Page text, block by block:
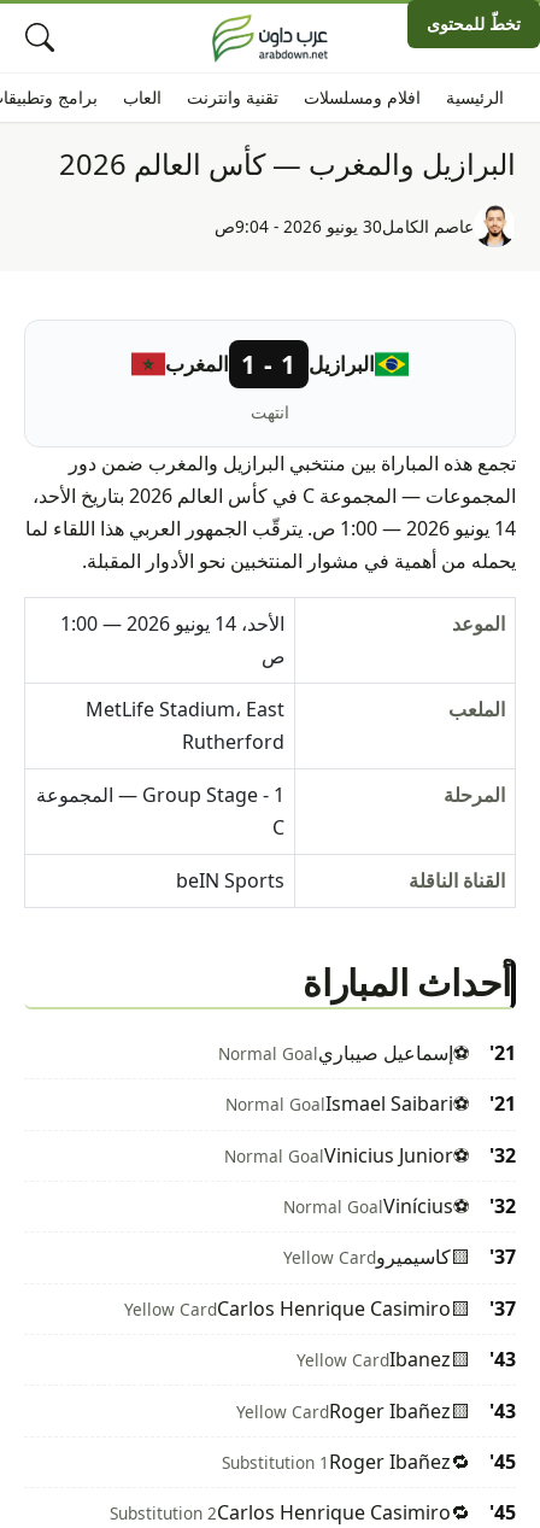
تخطّ للمحتوى
الرئيسية افلام ومسلسلات تقنية وانترنت العاب برامج
البرازيل والمغرب — كأس العالم 2026
عاصم الكامل30 يونيو 2026 - 9:04ص
البرازيل 1 - 1 المغرب
انتهت
تجمع هذه المباراة بين منتخبي البرازيل والمغرب ضمن دور
المجموعات — المجموعة C في كأس العالم 2026 بتاريخ الأحد،
14 يونيو 2026 — 1:00 ص. يترقّب الجمهور العربي هذا اللقاء لما
يحمله من أهمية في مشوار المنتخبين نحو الأدوار المقبلة.
الموعد
الأحد، 14 يونيو 2026 — 1:00
ص
الملعب
MetLife Stadium، East
Rutherford
المرحلة
Group Stage - 1 — المجموعة
C
القناة الناقلة
beIN Sports
أحداث المباراة
21'
⚽إسماعيل صيباريNormal Goal
21'
⚽
Ismael Saibari
Normal Goal
32'
⚽
Vinicius Junior
Normal Goal
32'
⚽
Vinícius
Normal Goal
37'
🟨كاسيميروYellow Card
37'
🟨
Carlos Henrique Casimiro
Yellow Card
43'
🟨
Ibanez
Yellow Card
43'
🟨
Roger Ibañez
Yellow Card
45'
🔁
Roger Ibañez
Substitution 1
45'
🔁
Carlos Henrique Casimiro
Substitution 2